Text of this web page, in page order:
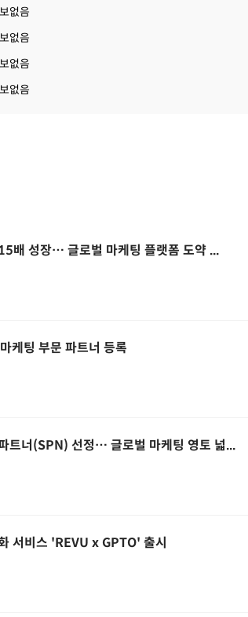
없음
없음
없음
없음
배 성장… 글로벌 마케팅 플랫폼 도약 ...
케팅 부문 파트너 등록
트너(SPN) 선정… 글로벌 마케팅 영토 넓...
서비스 'REVU x GPTO' 출시